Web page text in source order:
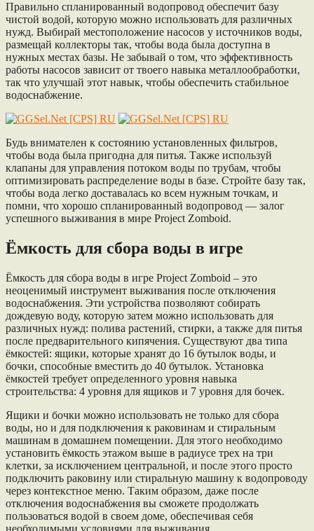
Правильно спланированный водопровод обеспечит базу
чистой водой, которую можно использовать для различных
нужд. Выбирай местоположение насосов у источников воды,
размещай коллекторы так, чтобы вода была доступна в
нужных местах базы. Не забывай о том, что эффективность
работы насосов зависит от твоего навыка металлообработки,
так что улучшай этот навык, чтобы обеспечить стабильное
водоснабжение.
Будь внимателен к состоянию установленных фильтров,
чтобы вода была пригодна для питья. Также используй
клапаны для управления потоком воды по трубам, чтобы
оптимизировать распределение воды в базе. Стройте базу так,
чтобы вода легко доставалась ко всем нужным точкам, и
помни, что хорошо спланированный водопровод — залог
успешного выживания в мире Project Zomboid.
Ёмкость для сбора воды в игре
Ёмкость для сбора воды в игре Project Zomboid – это
неоценимый инструмент выживания после отключения
водоснабжения. Эти устройства позволяют собирать
дождевую воду, которую затем можно использовать для
различных нужд: полива растений, стирки, а также для питья
после предварительного кипячения. Существуют два типа
ёмкостей: ящики, которые хранят до 16 бутылок воды, и
бочки, способные вместить до 40 бутылок. Установка
ёмкостей требует определенного уровня навыка
строительства: 4 уровня для ящиков и 7 уровня для бочек.
Ящики и бочки можно использовать не только для сбора
воды, но и для подключения к раковинам и стиральным
машинам в домашнем помещении. Для этого необходимо
установить ёмкость этажом выше в радиусе трех на три
клетки, за исключением центральной, и после этого просто
подключить раковину или стиральную машину к водопроводу
через контекстное меню. Таким образом, даже после
отключения водоснабжения вы сможете продолжать
пользоваться водой в своем доме, обеспечивая себя
необходимыми условиями для выживания.